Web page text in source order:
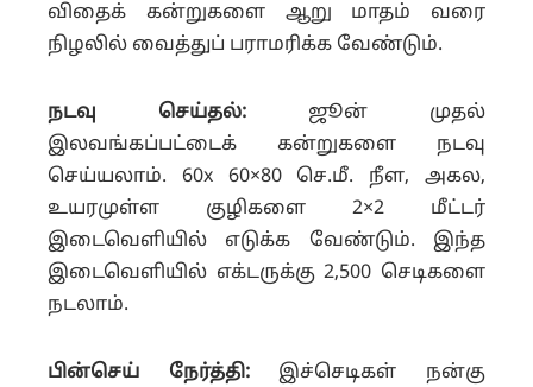
விதைக் கன்றுகளை ஆறு மாதம் வரை
நிழலில் வைத்துப் பராமரிக்க வேண்டும்.
நடவு செய்தல்: ஜூன் முதல்
இலவங்கப்பட்டைக் கன்றுகளை நடவு
செய்யலாம். 60x 60×80 செ.மீ. நீள, அகல,
உயரமுள்ள குழிகளை 2×2 மீட்டர்
இடைவெளியில் எடுக்க வேண்டும். இந்த
இடைவெளியில் எக்டருக்கு 2,500 செடிகளை
நடலாம்.
பின்செய் நேர்த்தி:இச்செடிகள் நன்கு